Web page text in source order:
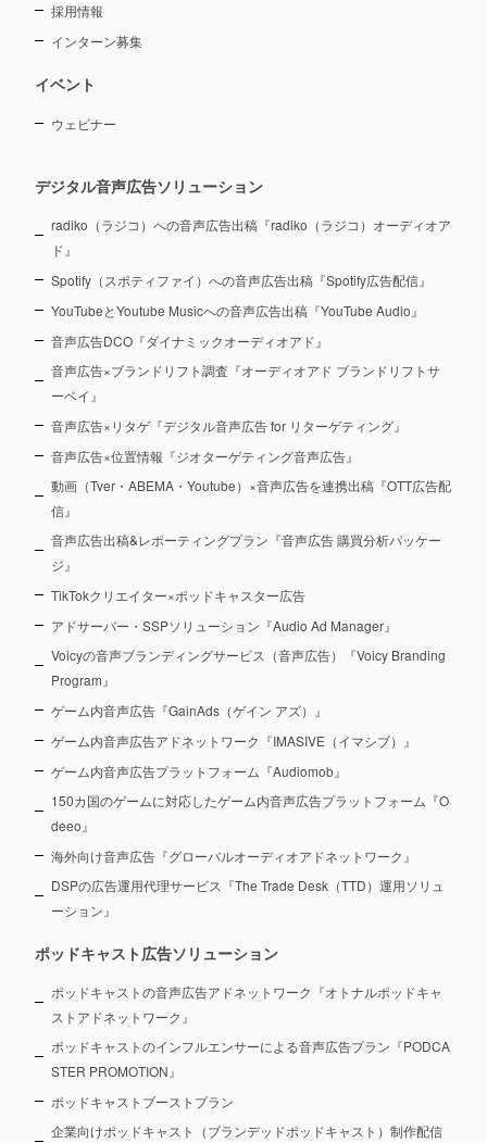
採用情報
インターン募集
イベント
ウェビナー
デジタル音声広告ソリューション
radiko（ラジコ）への音声広告出稿『radiko（ラジコ）オーディオア
ド』
Spotify（スポティファイ）への音声広告出稿『Spotify広告配信』
YouTubeとYoutube Musicへの音声広告出稿『YouTube Audio』
音声広告DCO『ダイナミックオーディオアド』
音声広告×ブランドリフト調査『オーディオアド ブランドリフトサ
ーベイ』
音声広告×リタゲ『デジタル音声広告 for リターゲティング』
音声広告×位置情報『ジオターゲティング音声広告』
動画（Tver・ABEMA・Youtube）×音声広告を連携出稿『OTT広告配
信』
音声広告出稿&レポーティングプラン『音声広告 購買分析パッケー
ジ』
TikTokクリエイター×ポッドキャスター広告
アドサーバー・SSPソリューション『Audio Ad Manager』
Voicyの音声ブランディングサービス（音声広告）『Voicy Branding
Program』
ゲーム内音声広告『GainAds（ゲイン アズ）』
ゲーム内音声広告アドネットワーク『IMASIVE（イマシブ）』
ゲーム内音声広告プラットフォーム『Audiomob』
150カ国のゲームに対応したゲーム内音声広告プラットフォーム『O
deeo』
海外向け音声広告『グローバルオーディオアドネットワーク』
DSPの広告運用代理サービス『The Trade Desk（TTD）運用ソリュ
ーション』
ポッドキャスト広告ソリューション
ポッドキャストの音声広告アドネットワーク『オトナルポッドキャ
ストアドネットワーク』
ポッドキャストのインフルエンサーによる音声広告プラン『PODCA
STER PROMOTION』
ポッドキャストブーストプラン
企業向けポッドキャスト（ブランデッドポッドキャスト）制作配信